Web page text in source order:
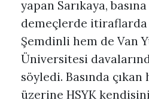
yapan Sarıkaya,
demeçlerde
Şemdinli hem de Van
Üniversitesi
söyledi. Basında
üzerine HSYK kendisini